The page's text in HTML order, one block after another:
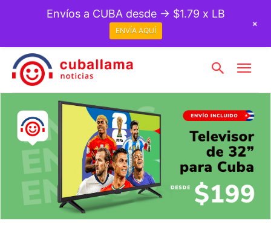
Envíos a CUBA desde → $1.79 x LB
ENVÍA AQUÍ
+